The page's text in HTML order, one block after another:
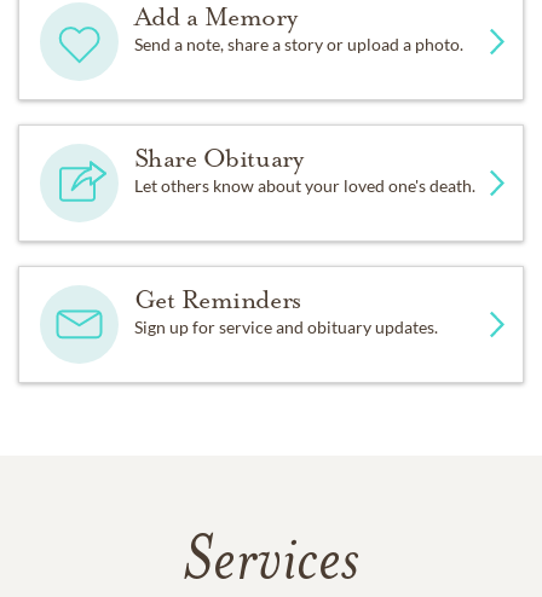
Add a Memory
Send a note, share a story or upload a photo.
Share Obituary
Let others know about your loved one's death.
Get Reminders
Sign up for service and obituary updates.
Services